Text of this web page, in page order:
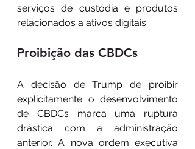
serviços de custódia e produtos
relacionados a ativos digitais.
Proibição das CBDCs
A decisão de Trump de proibir
explicitamente o desenvolvimento
de CBDCs marca uma ruptura
drástica com a administração
anterior. A nova ordem executiva